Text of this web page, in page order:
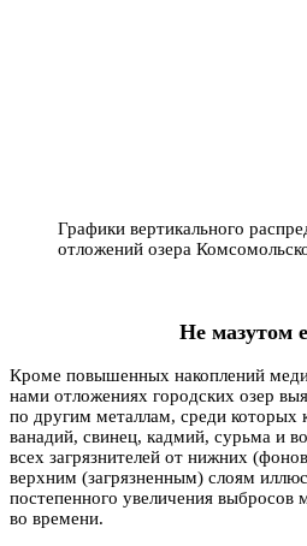
Графики вертикального
отложений озера
Не мазутом
Кроме повышенных накоплений
нами отложениях городских озер
по другим металлам, среди которых
ванадий, свинец, кадмий, сурьма и
всех загрязнителей от нижних
верхним (загрязненным) слоям
постепенного увеличения выбросов
во времени.